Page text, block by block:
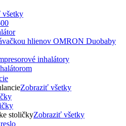
Zobraziť všetky
stoličkyZobraziť všetky